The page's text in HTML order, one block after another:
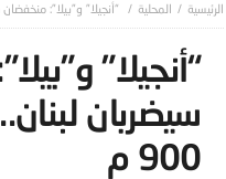
المحلية “أنجيلا” و”بيلا”: منخفضان
“أنجيلا”
سيضربان
900 م